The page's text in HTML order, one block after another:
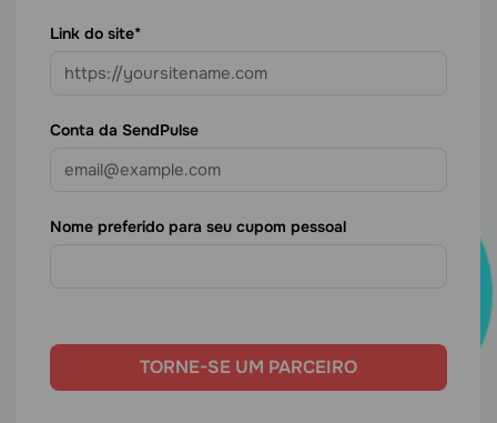
Link do site
Conta da SendPulse
Nome preferido para seu cupom pessoal
TORNE-SE UM PARCEIRO